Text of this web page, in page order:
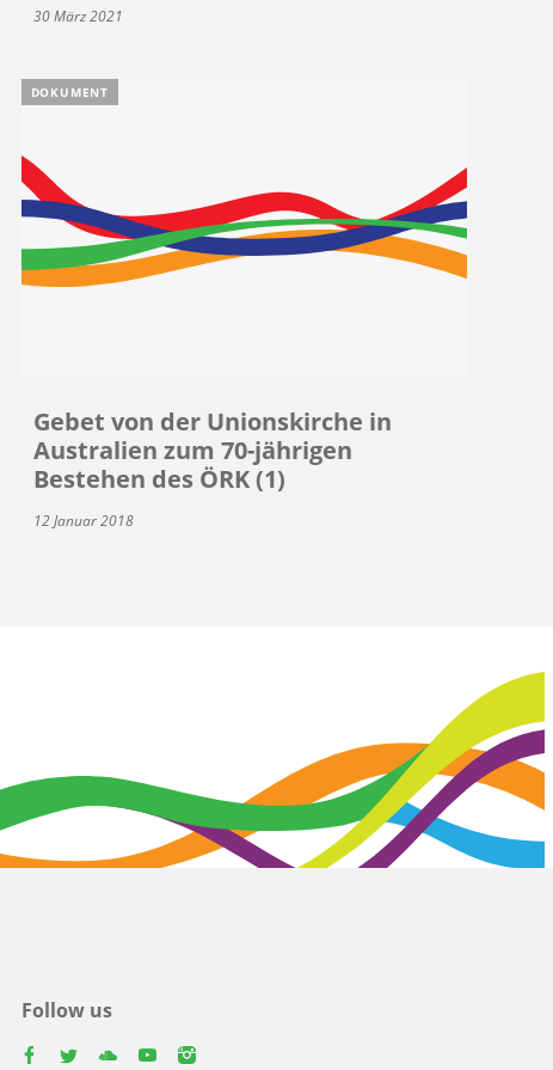
30 März 2021
DOKUMENT
Gebet von der Unionskirche in
Australien zum 70-jährigen
Bestehen des ÖRK (1)
12 Januar 2018
Follow us